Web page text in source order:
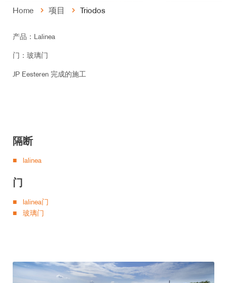
Home 项目 Triodos
产品：Lalinea
门：玻璃门
JP Eesteren 完成的施工
隔断
lalinea
门
lalinea门
玻璃门